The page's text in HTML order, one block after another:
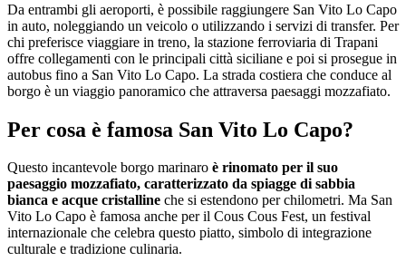
Da entrambi gli aeroporti, è possibile raggiungere San Vito Lo Capo
in auto, noleggiando un veicolo o utilizzando i servizi di transfer. Per
chi preferisce viaggiare in treno, la stazione ferroviaria di Trapani
offre collegamenti con le principali città siciliane e poi si prosegue in
autobus fino a San Vito Lo Capo. La strada costiera che conduce al
borgo è un viaggio panoramico che attraversa paesaggi mozzafiato.
Per cosa è famosa San Vito Lo Capo?
Questo incantevole borgo marinaro è rinomato per il suo
paesaggio mozzafiato, caratterizzato da spiagge di sabbia
bianca e acque cristalline che si estendono per chilometri. Ma San
Vito Lo Capo è famosa anche per il Cous Cous Fest, un festival
internazionale che celebra questo piatto, simbolo di integrazione
culturale e tradizione culinaria.